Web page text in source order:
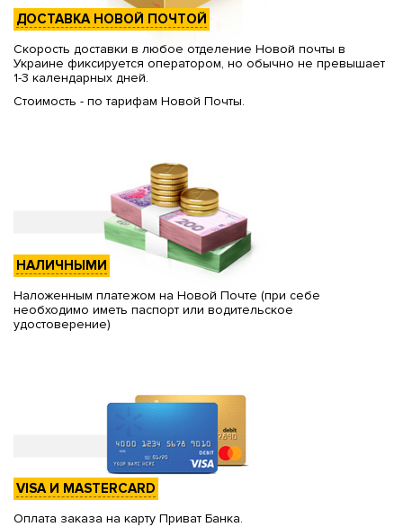
ДОСТАВКА НОВОЙ ПОЧТОЙ
Скорость доставки в любое отделение Новой почты в
Украине фиксируется оператором, но обычно не превышает
1-3 календарных дней.
Стоимость - по тарифам Новой Почты.
НАЛИЧНЫМИ
Наложенным платежом на Новой Почте (при себе
необходимо иметь паспорт или водительское
удостоверение)
VISA И MASTERCARD
Оплата заказа на карту Приват Банка.